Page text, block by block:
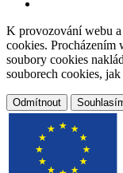
K provozování webu
cookies. Procházením
soubory cookies
souborech cookies,
Odmítnout